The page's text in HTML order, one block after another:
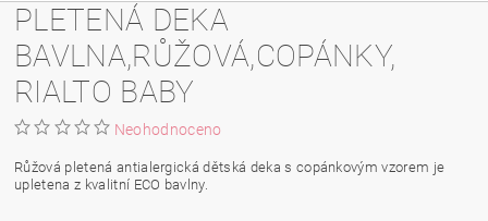
PLETENÁ DEKA
BAVLNA,RŮŽOVÁ,COPÁNKY,
RIALTO BABY
Neohodnoceno
Růžová pletená antialergická dětská deka s copánkovým vzorem je
upletena z kvalitní ECO bavlny.